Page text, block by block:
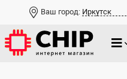
Ваш город: Иркутск